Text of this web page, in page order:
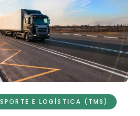
E LOGÍSTICA (TMS)